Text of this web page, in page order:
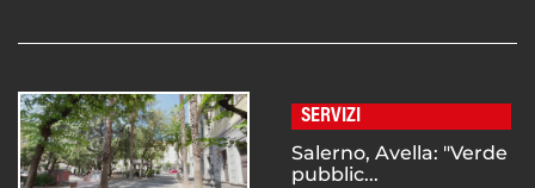
SERVIZI
Salerno, Avella: "Verde
pubblic...